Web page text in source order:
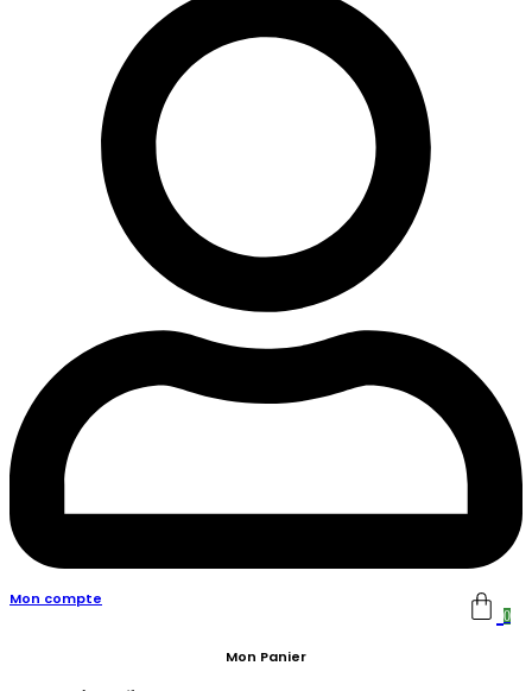
Mon compte
0
Mon Panier